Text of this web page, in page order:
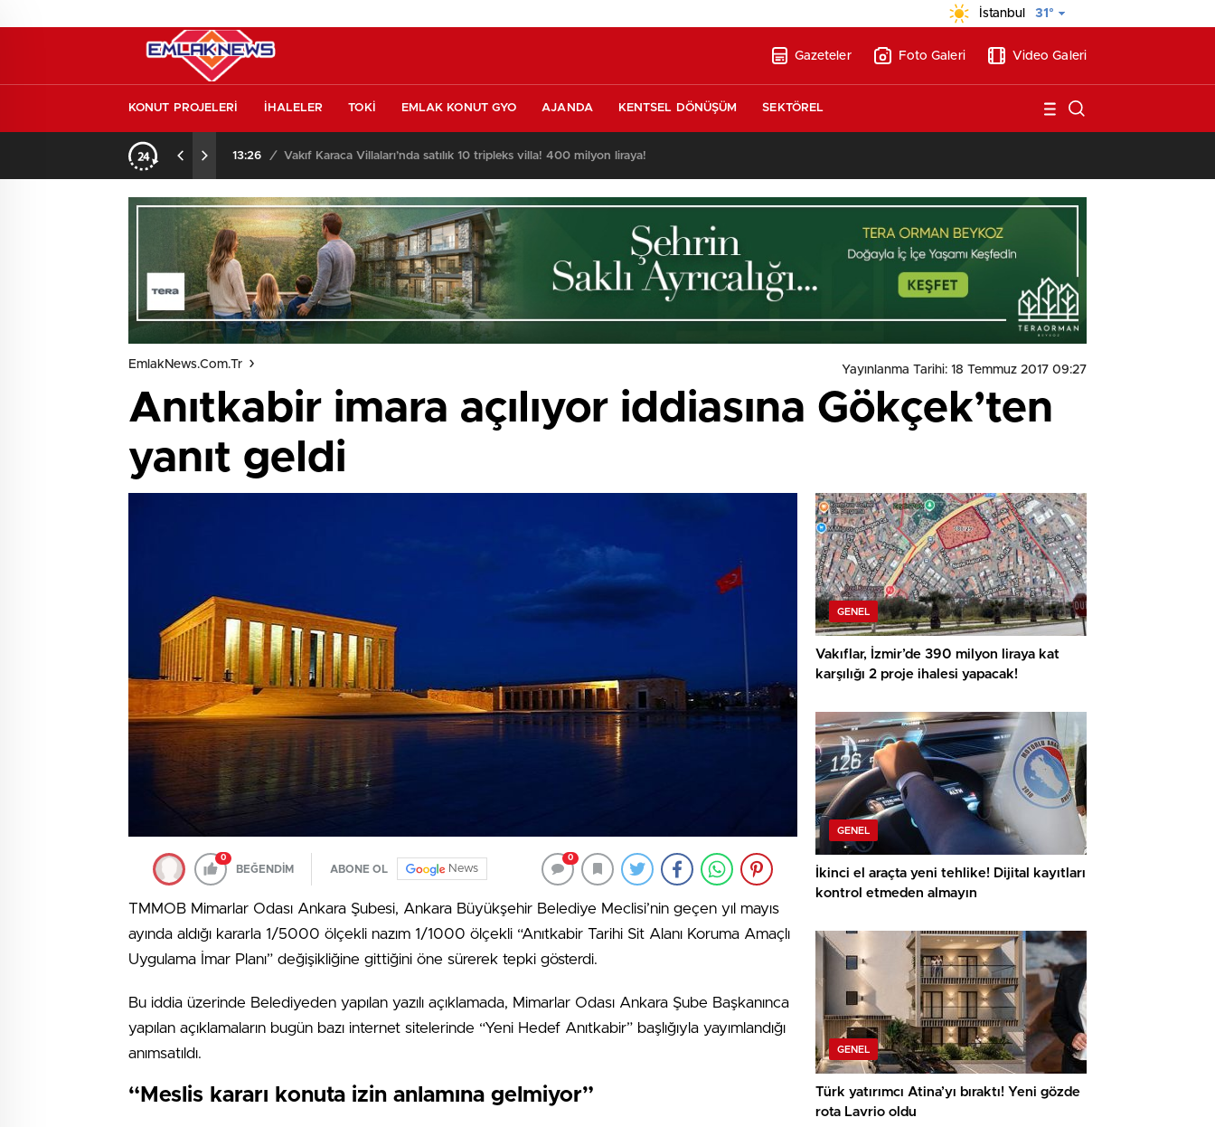
İstanbul 31°
Gazeteler Foto Galeri Video Galeri
KONUT PROJELERİ İHALELER TOKİ EMLAK KONUT GYO AJANDA KENTSEL DÖNÜŞÜM SEKTÖREL
13:26 / Vakıf Karaca Villaları’nda satılık 10 tripleks villa! 400 milyon liraya!
EmlakNews.com.tr Yayınlanma Tarihi: 18 Temmuz 2017 09:27
Anıtkabir imara açılıyor iddiasına Gökçek’ten
yanıt geldi
0
BEĞENDİM ABONE OL News
0
TMMOB Mimarlar Odası Ankara Şubesi, Ankara Büyükşehir Belediye Meclisi’nin geçen yıl mayıs
ayında aldığı kararla 1/5000 ölçekli nazım 1/1000 ölçekli “Anıtkabir Tarihi Sit Alanı Koruma Amaçlı
Uygulama İmar Planı” değişikliğine gittiğini öne sürerek tepki gösterdi.
Bu iddia üzerinde Belediyeden yapılan yazılı açıklamada, Mimarlar Odası Ankara Şube Başkanınca
yapılan açıklamaların bugün bazı internet sitelerinde “Yeni Hedef Anıtkabir” başlığıyla yayımlandığı
anımsatıldı.
“Meslis kararı konuta izin anlamına gelmiyor”
GENEL
Vakıflar, İzmir’de 390 milyon liraya kat
karşılığı 2 proje ihalesi yapacak!
GENEL
İkinci el araçta yeni tehlike! Dijital kayıtları
kontrol etmeden almayın
GENEL
Türk yatırımcı Atina’yı bıraktı! Yeni gözde
rota Lavrio oldu